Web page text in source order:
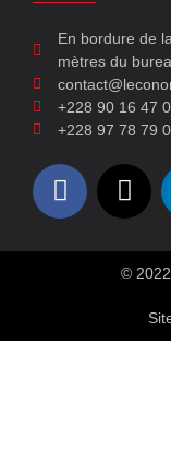
En bordure de
mètres du
+228 90 16 47
+228 97 78 79
©